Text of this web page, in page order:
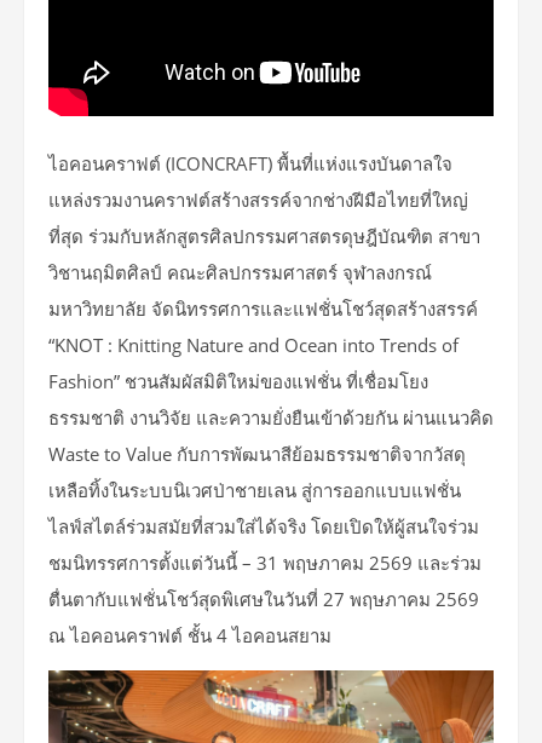
ไอคอนคราฟต์ (ICONCRAFT) พื้นที่แห่งแรงบันดาลใจ
แหล่งรวมงานคราฟต์สร้างสรรค์จากช่างฝีมือไทยที่ใหญ่
ที่สุด ร่วมกับหลักสูตรศิลปกรรมศาสตรดุษฎีบัณฑิต สาขา
วิชานฤมิตศิลป์ คณะศิลปกรรมศาสตร์ จุฬาลงกรณ์
มหาวิทยาลัย จัดนิทรรศการและแฟชั่นโชว์สุดสร้างสรรค์
“KNOT : Knitting Nature and Ocean into Trends of
Fashion” ชวนสัมผัสมิติใหม่ของแฟชั่น ที่เชื่อมโยง
ธรรมชาติ งานวิจัย และความยั่งยืนเข้าด้วยกัน ผ่านแนวคิด
Waste to Value กับการพัฒนาสีย้อมธรรมชาติจากวัสดุ
เหลือทิ้งในระบบนิเวศป่าชายเลน สู่การออกแบบแฟชั่น
ไลฟ์สไตล์ร่วมสมัยที่สวมใส่ได้จริง โดยเปิดให้ผู้สนใจร่วม
ชมนิทรรศการตั้งแต่วันนี้ – 31 พฤษภาคม 2569 และร่วม
ตื่นตากับแฟชั่นโชว์สุดพิเศษในวันที่ 27 พฤษภาคม 2569
ณ ไอคอนคราฟต์ ชั้น 4 ไอคอนสยาม